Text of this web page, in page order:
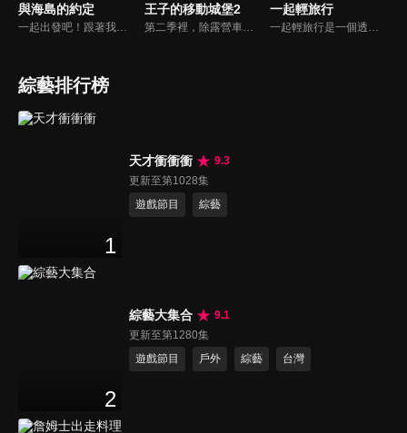
與海島的約定
一起出發吧！跟著我們一起體驗海島度假的迷人魅力！從金門開始以主題旅遊方式，跟隨主持人融入當地風土民情及內行人才知道的海島秘境，深度悠遊各個魅力島嶼，讓我們一起逃離城市生活，遠離塵世喧囂，來一趟海島旅程，體驗臨海觀景的視覺震撼，感受最原始的島嶼力量。
王子的移動城堡2
第二季裡，除露營車外，我們加入了更多的移動元素，節目中特別請來新的搭檔Akemi，從柬埔寨拉開冒險旅程的序幕，騎乘摩托車穿梭在城市中，再到澳洲來趟史詩般的公路旅行。
一起輕旅行
一起輕旅行是一個透過「舉重若輕」的旅行方式，帶領觀眾，深入了解台灣在地故事與生命力的旅遊節目。
綜藝排行榜
1
天才衝衝衝
9.3
更新至第1028集
遊戲節目
綜藝
2
綜藝大集合
9.1
更新至第1280集
遊戲節目
戶外 綜藝 台灣